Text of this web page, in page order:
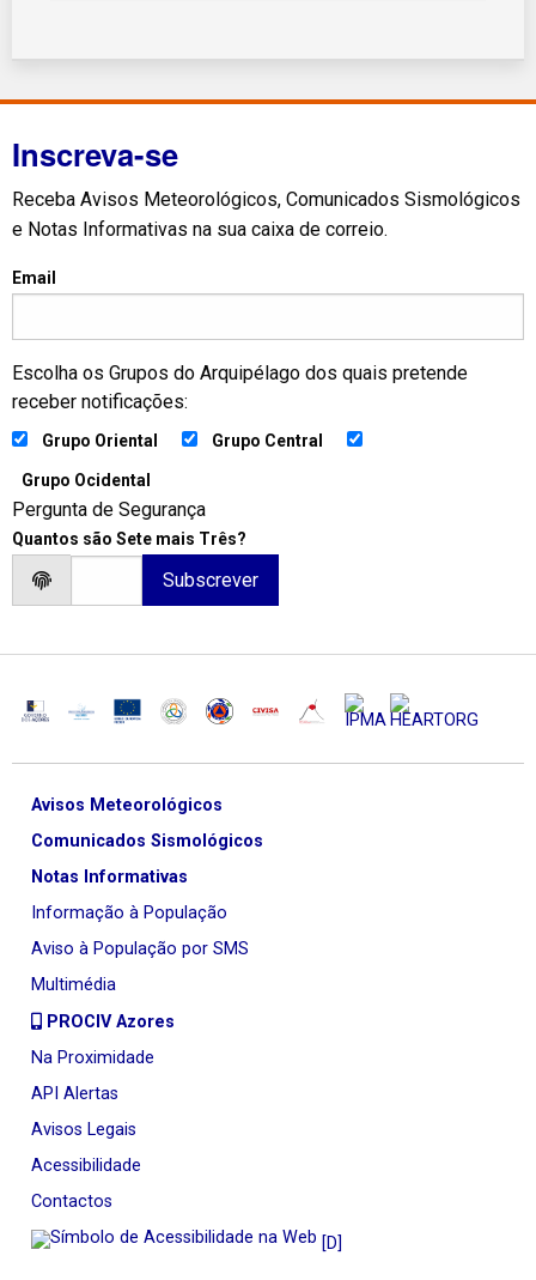
Inscreva-se
Receba Avisos Meteorológicos, Comunicados Sismológicos
e Notas Informativas na sua caixa de correio.
Email
Escolha os Grupos do Arquipélago dos quais pretende
receber notificações:
Grupo Oriental Grupo Central
Grupo Ocidental
Pergunta de Segurança
Quantos são Sete mais Três?
Avisos Meteorológicos
Comunicados Sismológicos
Notas Informativas
Informação à População
Aviso à População por SMS
Multimédia
PROCIV Azores
Na Proximidade
API Alertas
Avisos Legais
Acessibilidade
Contactos
[D]